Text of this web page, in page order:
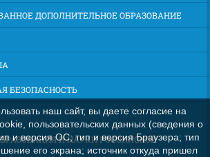
ДОПОЛНИТЕЛЬНОЕ ОБРАЗОВАНИЕ
БЕЗОПАСНОСТЬ
И НАУКИ РОССИЙСКОЙ
наш сайт, вы даете согласие на
пользовательских данных (сведения о
и версия ОС; тип и версия Браузера; тип
его экрана; источник откуда пришел